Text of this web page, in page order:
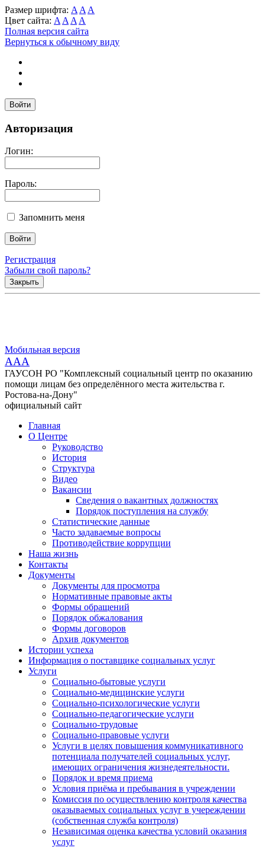
Размер шрифта: A A A
Цвет сайта: A A A A
Полная версия сайта
Вернуться к обычному виду
Войти
Авторизация
Логин:
Пароль:
Запомнить меня
Регистрация
Забыли свой пароль?
Закрыть
Мобильная версия
AAA
ГАУСОН РО "Комплексный социальный центр по оказанию
помощи лицам без определённого места жительства г.
Ростова-на-Дону"
официальный сайт
Главная
О Центре
Руководство
История
Структура
Видео
Вакансии
Сведения о вакантных должностях
Порядок поступления на службу
Статистические данные
Часто задаваемые вопросы
Противодействие коррупции
Наша жизнь
Контакты
Документы
Документы для просмотра
Нормативные правовые акты
Формы обращений
Порядок обжалования
Формы договоров
Архив документов
Истории успеха
Информация о поставщике социальных услуг
Услуги
Социально-бытовые услуги
Социально-медицинские услуги
Социально-психологические услуги
Социально-педагогические услуги
Социально-трудовые
Социально-правовые услуги
Услуги в целях повышения коммуникативного
потенциала получателей социальных услуг,
имеющих ограничения жизнедеятельности.
Порядок и время приема
Условия приёма и пребывания в учреждении
Комиссия по осуществлению контроля качества
оказываемых социальных услуг в учереждении
(собственная служба контроля)
Независимая оценка качества условий оказания
услуг